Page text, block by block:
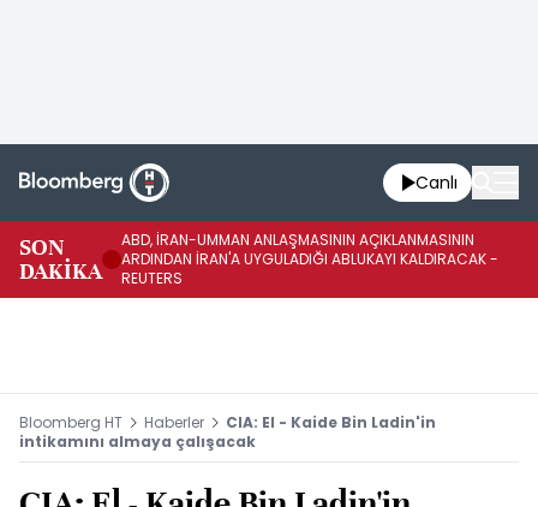
Canlı
SON
DAKİKA
ABD, İRAN-UMMAN ANLAŞMASININ AÇIKLANMASININ
ARDINDAN İRAN'A UYGULADIĞI ABLUKAYI KALDIRACAK -
REUTERS
Bloomberg HT Haberler
CIA: El - Kaide Bin Ladin'in
intikamını almaya çalışacak